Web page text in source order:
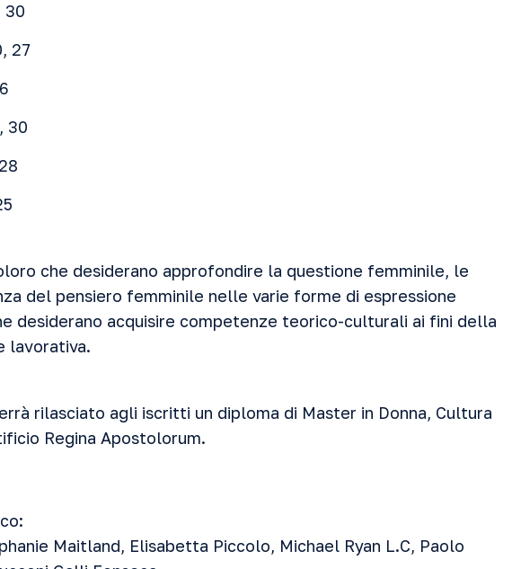
30
27
30
che desiderano approfondire la questione femminile, le
del pensiero femminile nelle varie forme di espressione
desiderano acquisire competenze teorico-culturali ai fini della
lavorativa.
rilasciato agli iscritti un diploma di Master in Donna, Cultura
Regina Apostolorum.
Maitland, Elisabetta Piccolo, Michael Ryan L.C, Paolo